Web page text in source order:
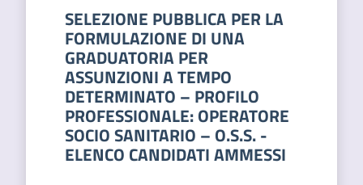
SELEZIONE PUBBLICA PER LA
FORMULAZIONE DI UNA
GRADUATORIA PER
ASSUNZIONI A TEMPO
DETERMINATO – PROFILO
PROFESSIONALE: OPERATORE
SOCIO SANITARIO – O.S.S. -
ELENCO CANDIDATI AMMESSI